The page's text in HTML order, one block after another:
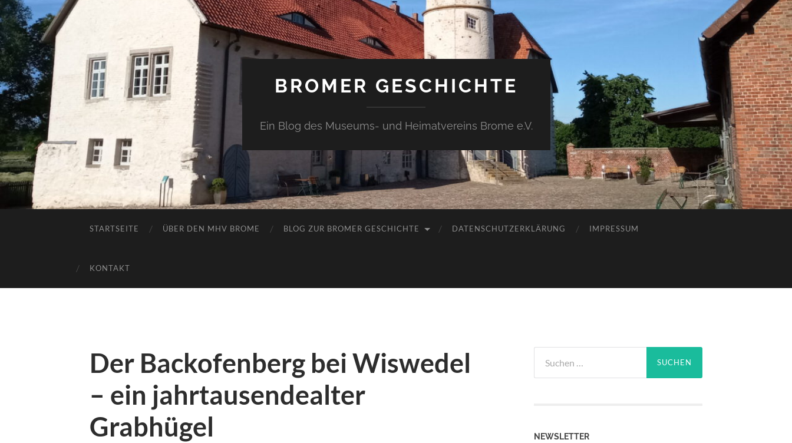
BROMER GESCHICHTE
Ein Blog des Museums- und Heimatvereins Brome e.V.
STARTSEITE ÜBER DEN MHV BROME BLOG ZUR BROMER GESCHICHTE DATENSCHUTZERKLÄRUNG IMPRESSUM
KONTAKT
Der Backofenberg bei Wiswedel
– ein jahrtausendealter
Grabhügel
nach:
NEWSLETTER